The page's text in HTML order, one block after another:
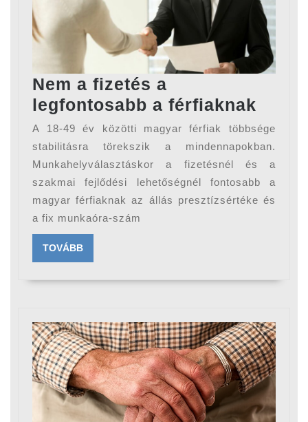
Nem a fizetés a
legfontosabb a férfiaknak
a
a
a
A 18-49 év közötti magyar férfiak többsége
stabilitásra törekszik a mindennapokban.
Munkahelyválasztáskor a fizetésnél és a
szakmai fejlődési lehetőségnél fontosabb a
magyar férfiaknak az állás presztízsértéke és
a fix munkaóra-szám
TOVÁBBTOVÁBB